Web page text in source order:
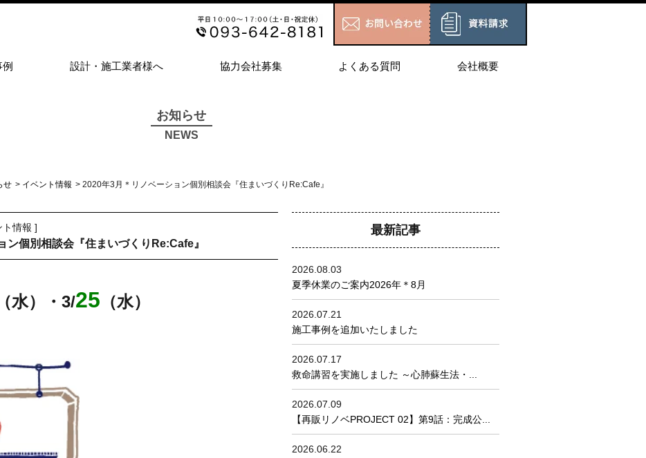
例 設計・施工業者様へ 協力会社募集 よくある質問 会社概要
お知らせ
NEWS
せ > イベント情報 > 2020年3月＊リノベーション個別相談会『住まいづくりRe:Cafe』
ト情報 ]
ン個別相談会『住まいづくりRe:Cafe』
（水） ・3/25 （水）
最新記事
2026.08.03
夏季休業のご案内2026年＊8月
2026.07.21
施工事例を追加いたしました
2026.07.17
救命講習を実施しました ～心肺蘇生法・...
2026.07.09
【再販リノベPROJECT 02】第9話：完成公...
2026.06.22